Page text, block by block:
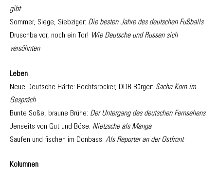
gibt
Sommer, Siege, Siebziger: Die besten Jahre des deutschen Fußballs
Druschba vor, noch ein Tor!
Wie Deutsche und Russen sich
versöhnten
Leben
Neue Deutsche Härte: Rechtsrocker, DDR-Bürger: Sacha Korn im
Gespräch
Bunte Soße, braune Brühe: Der Untergang des deutschen Fernsehens
Jenseits von Gut und Böse: Nietzsche als Manga
Saufen und fischen im Donbass: Als Reporter an der Ostfront
Kolumnen